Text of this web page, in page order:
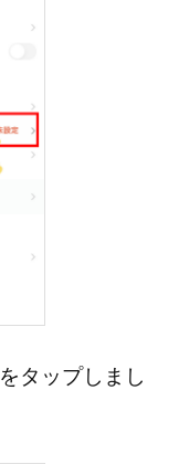
をタップしまし